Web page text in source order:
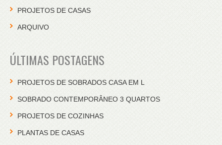
PROJETOS DE CASAS
ARQUIVO
ÚLTIMAS POSTAGENS
PROJETOS DE SOBRADOS CASA EM L
SOBRADO CONTEMPORÂNEO 3 QUARTOS
PROJETOS DE COZINHAS
PLANTAS DE CASAS